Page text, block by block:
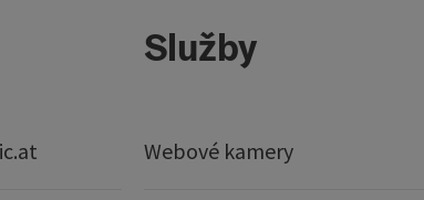
Služby
Webové kamery